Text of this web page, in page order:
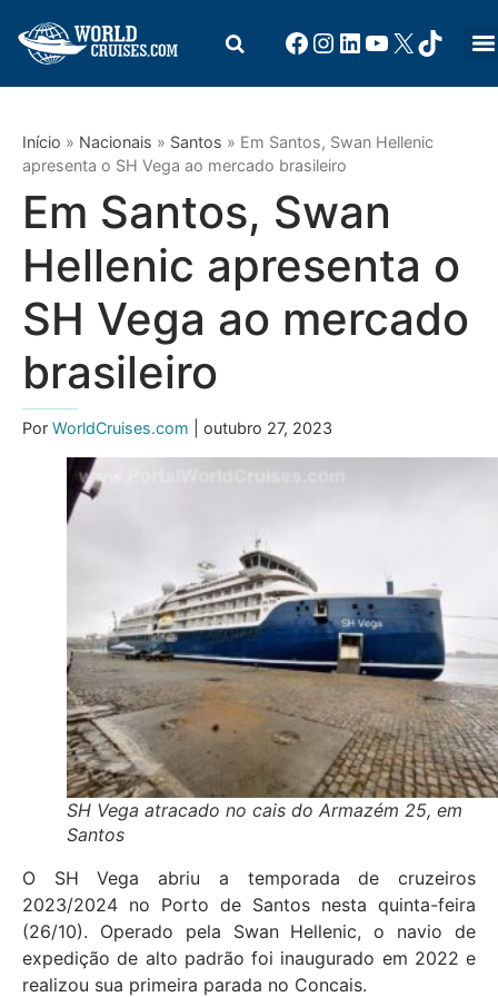
Início » Nacionais » Santos » Em Santos, Swan Hellenic
apresenta o SH Vega ao mercado brasileiro
Em Santos, Swan
Hellenic apresenta o
SH Vega ao mercado
brasileiro
Por WorldCruises.com | outubro 27, 2023
SH Vega atracado no cais do Armazém 25, em
Santos
O SH Vega abriu a temporada de cruzeiros
2023/2024 no Porto de Santos nesta quinta-feira
(26/10). Operado pela Swan Hellenic, o navio de
expedição de alto padrão foi inaugurado em 2022 e
realizou sua primeira parada no Concais.